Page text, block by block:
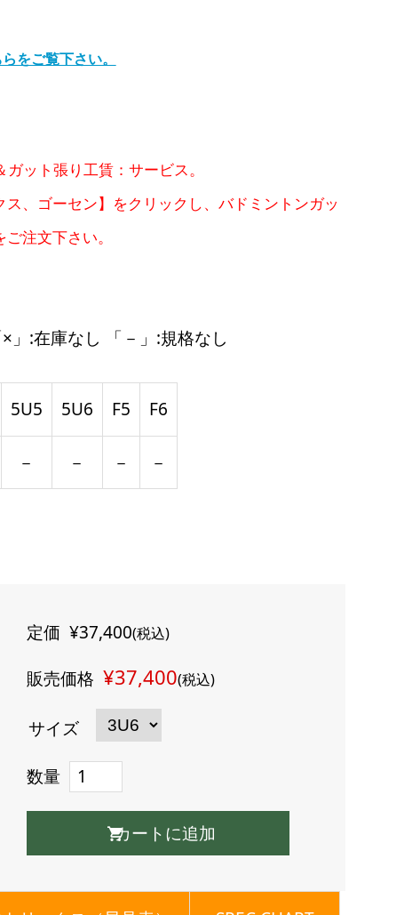
をご覧下さい。
ット張り工賃：サービス。
、ゴーセン】をクリックし、バドミントンガッ
注文下さい。
:在庫なし 「－」:規格なし
5U5 5U6 F5 F6
－ － － －
定価¥37,400(税込)
販売価格¥37,400(税込)
サイズ
数量